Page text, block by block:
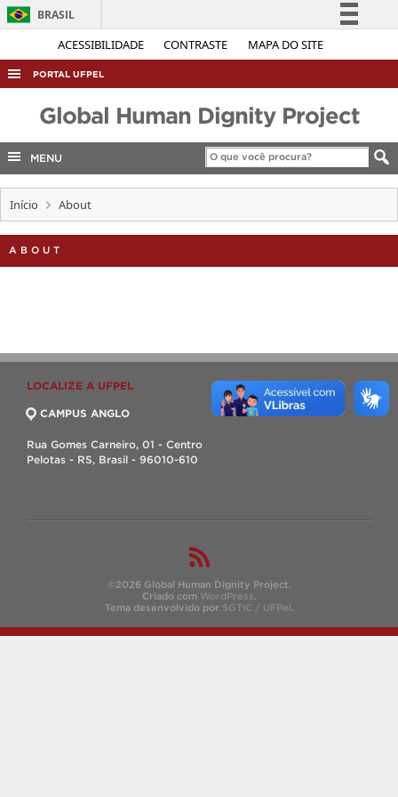
ACESSIBILIDADE CONTRASTE MAPA DO SITE
BRASIL
Simplifique!
Acesso à informação
Legislação
Canais
PORTAL UFPEL
COBALTO
INTERNACIONAL
Global Human Dignity Project
MENU
Início About
ABOUT
LOCALIZE A UFPEL
CAMPUS ANGLO
Rua Gomes Carneiro, 01 - Centro
Pelotas - RS, Brasil - 96010-610
©2026 Global Human Dignity Project.
Criado com WordPress.
Tema desenvolvido por SGTIC / UFPel.